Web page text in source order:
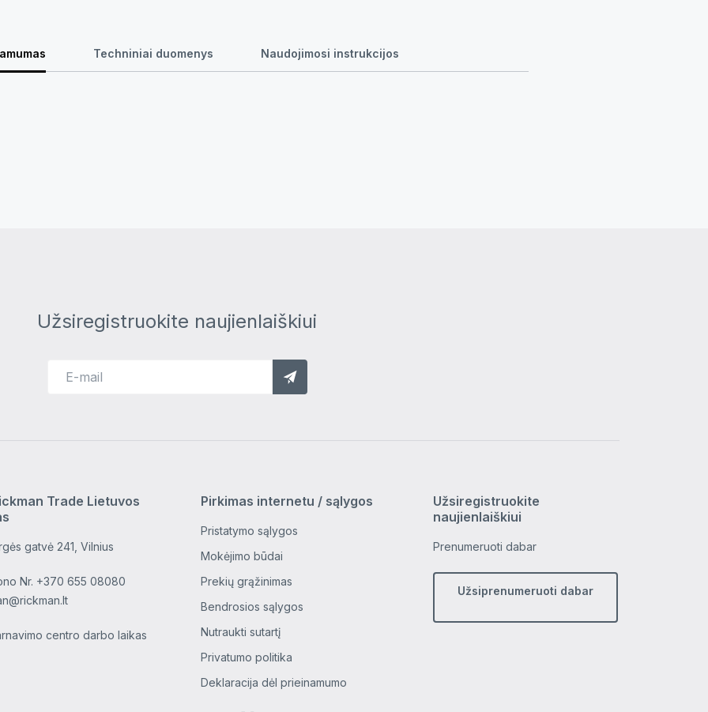
Techniniai duomenys Naudojimosi instrukcijos
Užsiregistruokite naujienlaiškiui
Trade Lietuvos
gatvė 241, Vilnius
Nr. +370 655 08080
centro darbo laikas
Pirkimas internetu / sąlygos
Pristatymo sąlygos
Mokėjimo būdai
Prekių grąžinimas
Bendrosios sąlygos
Nutraukti sutartį
Privatumo politika
Deklaracija dėl prieinamumo
Užsiregistruokite
naujienlaiškiui
Prenumeruoti dabar
Užsiprenumeruoti dabar